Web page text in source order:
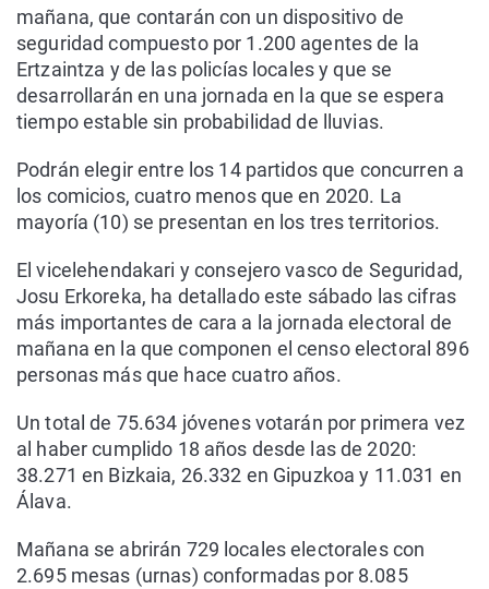
mañana, que contarán con un dispositivo de
seguridad compuesto por 1.200 agentes de la
Ertzaintza y de las policías locales y que se
desarrollarán en una jornada en la que se espera
tiempo estable sin probabilidad de lluvias.
Podrán elegir entre los 14 partidos que concurren a
los comicios, cuatro menos que en 2020. La
mayoría (10) se presentan en los tres territorios.
El vicelehendakari y consejero vasco de Seguridad,
Josu Erkoreka, ha detallado este sábado las cifras
más importantes de cara a la jornada electoral de
mañana en la que componen el censo electoral 896
personas más que hace cuatro años.
Un total de 75.634 jóvenes votarán por primera vez
al haber cumplido 18 años desde las de 2020:
38.271 en Bizkaia, 26.332 en Gipuzkoa y 11.031 en
Álava.
Mañana se abrirán 729 locales electorales con
2.695 mesas (urnas) conformadas por 8.085